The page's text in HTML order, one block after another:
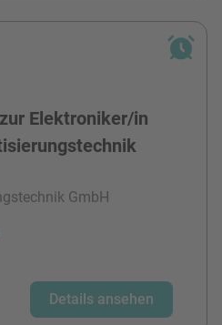
Elektroniker/in
GmbH
Details ansehen